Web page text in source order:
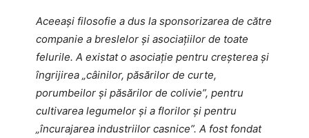
Aceeași filosofie a dus la sponsorizarea de către
companie a breslelor și asociațiilor de toate
felurile. A existat o asociație pentru creșterea și
îngrijirea „câinilor, păsărilor de curte,
porumbeilor și păsărilor de colivie”, pentru
cultivarea legumelor și a florilor și pentru
„încurajarea industriilor casnice”. A fost fondat